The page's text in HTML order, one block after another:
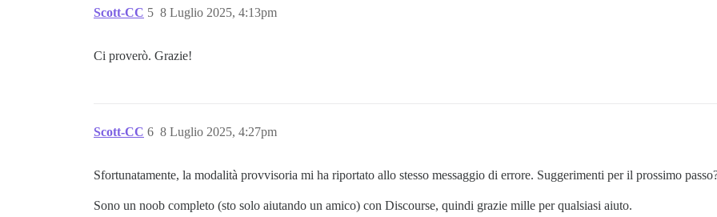
Scott-CC 8 Luglio 2025, 4:13pm
5
Ci proverò. Grazie!
Scott-CC 8 Luglio 2025, 4:27pm
6
Sfortunatamente, la modalità provvisoria mi ha riportato allo stesso messaggio di errore. Suggerimenti per il prossimo
Sono un noob completo (sto solo aiutando un amico) con Discourse, quindi grazie mille per qualsiasi aiuto.